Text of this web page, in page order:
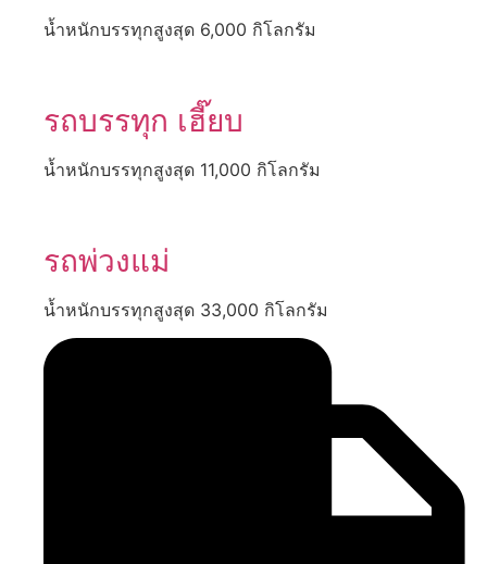
น้ำหนักบรรทุกสูงสุด 6,000 กิโลกรัม
รถบรรทุก เฮี๊ยบ
น้ำหนักบรรทุกสูงสุด 11,000 กิโลกรัม
รถพ่วงแม่
น้ำหนักบรรทุกสูงสุด 33,000 กิโลกรัม